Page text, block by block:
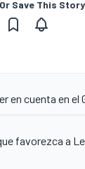
Save This Story
en cuenta en el
favorezca a